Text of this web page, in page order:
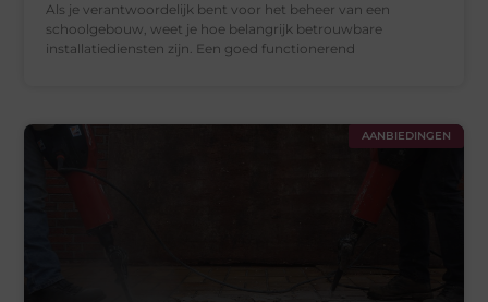
Als je verantwoordelijk bent voor het beheer van een
schoolgebouw, weet je hoe belangrijk betrouwbare
installatiediensten zijn. Een goed functionerend
AANBIEDINGEN